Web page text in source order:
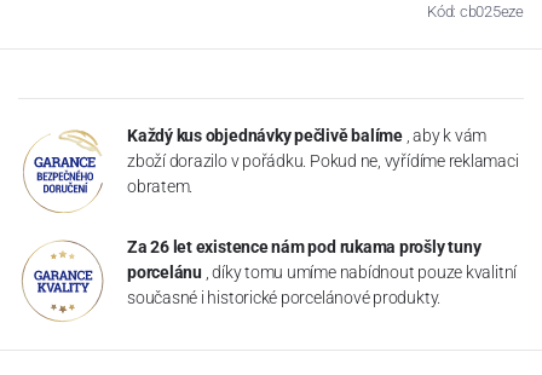
Kód: cb025eze
Každý kus objednávky pečlivě balíme , aby k vám
zboží dorazilo v pořádku. Pokud ne, vyřídíme reklamaci
obratem.
Za 26 let existence nám pod rukama prošly tuny
porcelánu , díky tomu umíme nabídnout pouze kvalitní
současné i historické porcelánové produkty.